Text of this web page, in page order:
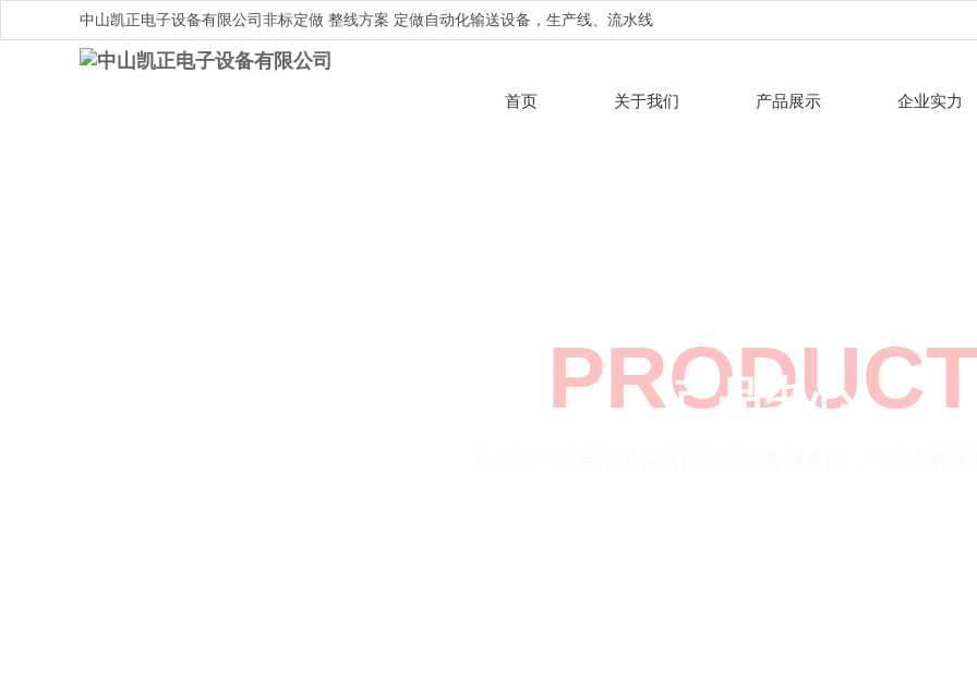
中山凯正电子设备有限公司非标定做 整线方案 定做自动化输送设备，生产线、流水线
首页 关于我们 产品展示 企业实力
产品中心